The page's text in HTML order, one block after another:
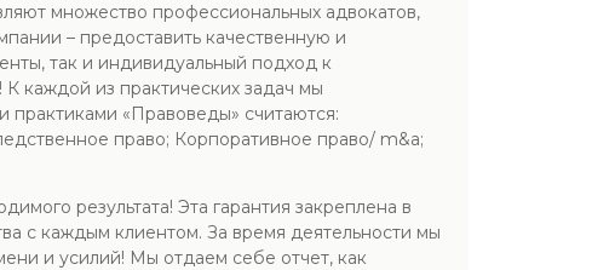
множество профессиональных адвокатов,
– предоставить качественную и
так и индивидуальный подход к
каждой из практических задач мы
«Правоведы» считаются:
право; Корпоративное право/ m&a;
результата! Эта гарантия закреплена в
с каждым клиентом. За время деятельности мы
и усилий! Мы отдаем себе отчет, как